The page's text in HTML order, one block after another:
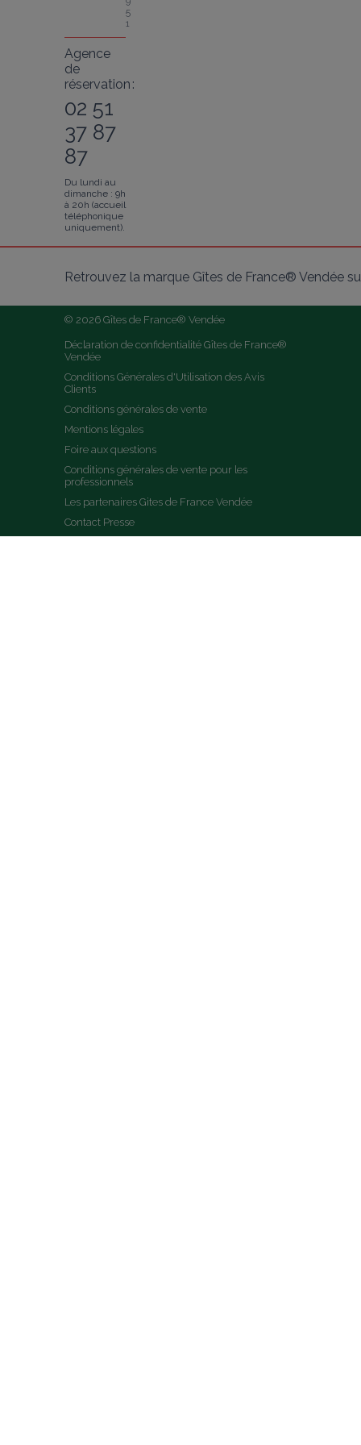
5
1
Agence
de
réservation :
02 51
37 87
87
Du lundi au
dimanche : 9h
à 20h (accueil
téléphonique
uniquement).
Retrouvez la marque Gîtes de France® Vendée
© 2026 Gîtes de France® Vendée
Déclaration de confidentialité Gîtes de France®
Vendée
Conditions Générales d'Utilisation des Avis
Clients
Conditions générales de vente
Mentions légales
Foire aux questions
Conditions générales de vente pour les
professionnels
Les partenaires Gites de France Vendée
Contact Presse